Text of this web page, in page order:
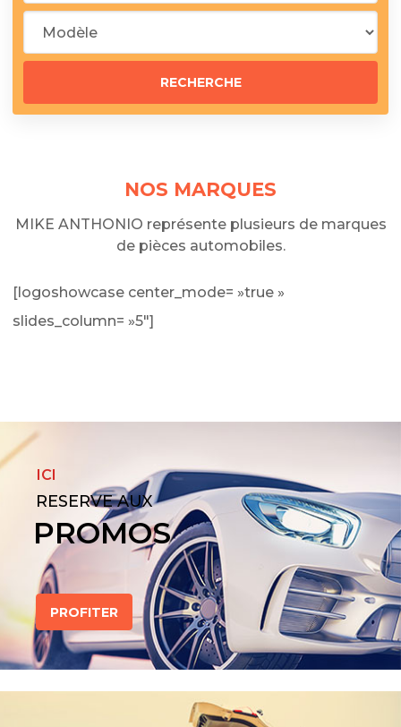
NOS MARQUES
MIKE ANTHONIO représente plusieurs de marques
de pièces automobiles.
[logoshowcase center_mode= »true »
slides_column= »5″]
ICI
RESERVE AUX
PROMOS
PROFITER